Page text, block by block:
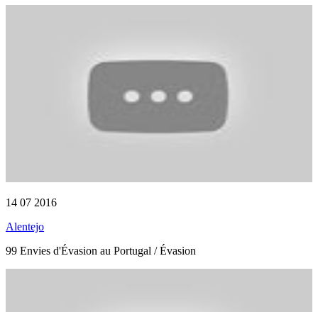
14 07 2016
Alentejo
99 Envies d'Évasion au Portugal / Évasion